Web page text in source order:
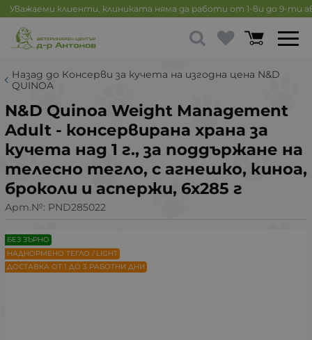
Уважаеми клиенти, клиниката няма да работи от 1-ви до 9-ти
Назад до Консерви за кучета на изгодна цена N&D
QUINOA
N&D Quinoa Weight Management
Adult - консервирана храна за
кучета над 1 г., за поддържане на
телесно тегло, с агнешко, киноа,
броколи и аспержи, 6х285 г
Арт.№: PND285022
БЕЗ ЗЪРНО
НАДНОРМЕНО ТЕГЛО / LIGHT
ДОСТАВКА ОТ 1 ДО 3 РАБОТНИ ДНИ